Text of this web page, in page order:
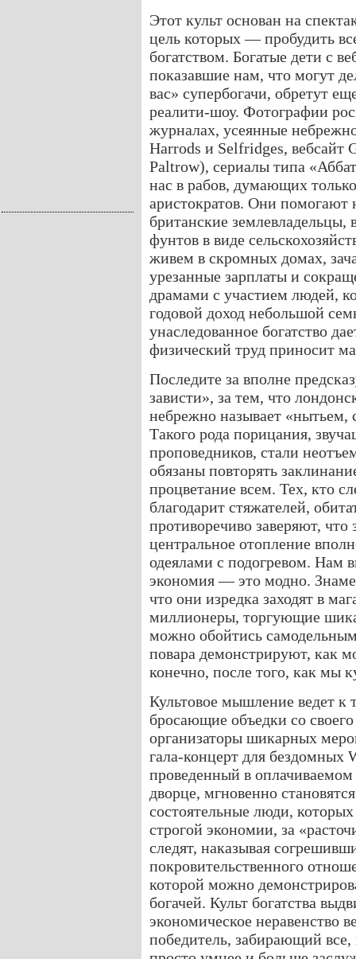
Этот культ основан на
цель которых — пробудить
богатством. Богатые дети с
показавшие нам, что могут
вас» супербогачи, обретут
реалити-шоу. Фотографии
журналах, усеянные
Harrods и Selfridges, вебсайт
Paltrow), сериалы типа
нас в рабов, думающих
аристократов. Они помогают
британские
фунтов в виде
живем в скромных домах,
урезанные зарплаты и
драмами с участием людей,
годовой доход небольшой
унаследованное богатство
физический труд приносит
Последите за вполне
зависти», за тем, что
небрежно называет
Такого рода порицания,
проповедников, стали
обязаны повторять
процветание всем. Тех, кто
благодарит стяжателей,
противоречиво заверяют, что
центральное отопление
одеялами с подогревом. Нам
экономия — это модно.
что они изредка заходят в
миллионеры, торгующие
можно обойтись
повара демонстрируют, как
конечно, после того, как мы
Культовое мышление ведет к
бросающие объедки со
организаторы шикарных
гала-концерт для
проведенный в
дворце, мгновенно
состоятельные люди,
строгой экономии, за
следят, наказывая
покровительственного
которой можно
богачей. Культ богатства
экономическое неравенство
победитель, забирающий